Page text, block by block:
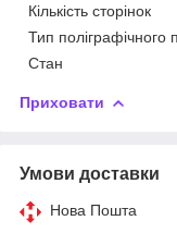
Кількість сторінок
Тип поліграфічного
Стан
Приховати
Умови доставки
Нова Пошта